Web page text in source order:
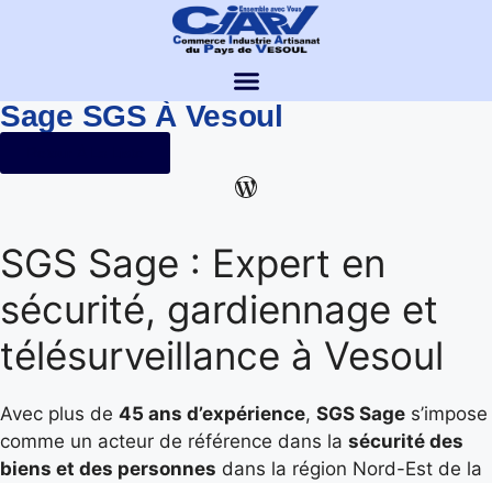
Sage SGS À Vesoul
SGS Sage : Expert en
sécurité, gardiennage et
télésurveillance à Vesoul
Avec plus de 45 ans d’expérience, SGS Sage s’impose
comme un acteur de référence dans la sécurité des
biens et des personnes dans la région Nord-Est de la